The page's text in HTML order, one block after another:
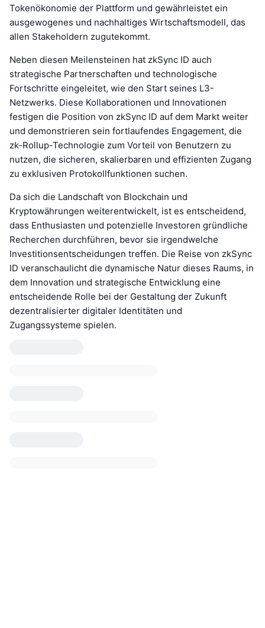
Tokenökonomie der Plattform und gewährleistet ein
ausgewogenes und nachhaltiges Wirtschaftsmodell, das
allen Stakeholdern zugutekommt.
Neben diesen Meilensteinen hat zkSync ID auch
strategische Partnerschaften und technologische
Fortschritte eingeleitet, wie den Start seines L3-
Netzwerks. Diese Kollaborationen und Innovationen
festigen die Position von zkSync ID auf dem Markt weiter
und demonstrieren sein fortlaufendes Engagement, die
zk-Rollup-Technologie zum Vorteil von Benutzern zu
nutzen, die sicheren, skalierbaren und effizienten Zugang
zu exklusiven Protokollfunktionen suchen.
Da sich die Landschaft von Blockchain und
Kryptowährungen weiterentwickelt, ist es entscheidend,
dass Enthusiasten und potenzielle Investoren gründliche
Recherchen durchführen, bevor sie irgendwelche
Investitionsentscheidungen treffen. Die Reise von zkSync
ID veranschaulicht die dynamische Natur dieses Raums, in
dem Innovation und strategische Entwicklung eine
entscheidende Rolle bei der Gestaltung der Zukunft
dezentralisierter digitaler Identitäten und
Zugangssysteme spielen.